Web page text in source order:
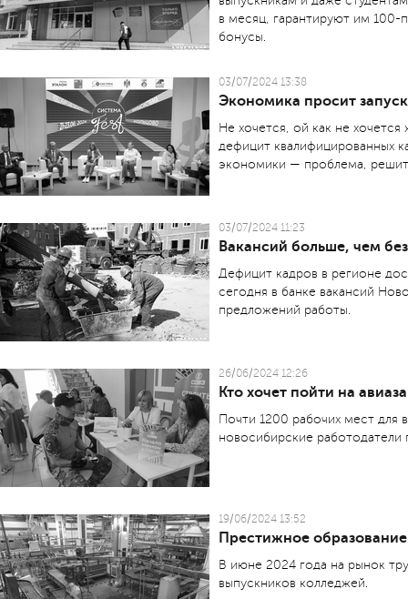
в месяц, гарантируют им 100-
бонусы.
03/07/2024 13:38
Экономика просит
Не хочется, ой как не
дефицит квалифицированных
экономики — проблема,
03/07/2024 11:23
Вакансий больше, чем
Дефицит кадров в регионе
сегодня в банке вакансий
предложений работы.
26/06/2024 12:26
Кто хочет пойти на
Почти 1200 рабочих мест для
новосибирские
19/06/2024 13:52
Престижное
В июне 2024 года на рынок
выпускников колледжей.